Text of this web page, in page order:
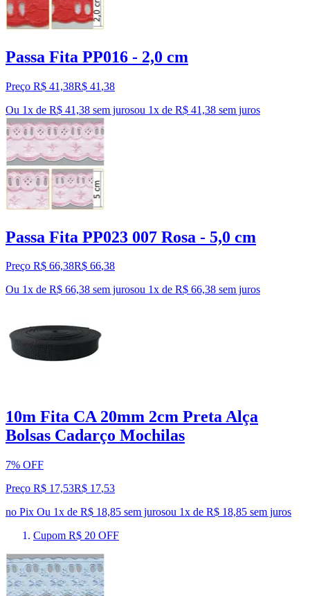
Passa Fita PP016 - 2,0 cm
Preço R$ 41,38R$ 41 ,38
Ou 1x de R$ 41,38 sem jurosou 1x de R$ 41,38 sem juros
Passa Fita PP023 007 Rosa - 5,0 cm
Preço R$ 66,38R$ 66,38
Ou 1x de R$ 66,38 sem jurosou 1x de R$ 66,38 sem juros
10m Fita CA 20mm 2cm Preta Alça
Bolsas Cadarço Mochilas
7% OFF
Preço R$ 17,53R$ 17,53
no Pix Ou 1x de R$ 18,85 sem jurosou 1x de R$ 18,85 sem juros
Cupom R$ 20 OFF